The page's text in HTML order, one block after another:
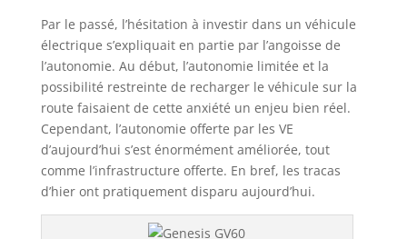
Par le passé, l’hésitation à investir dans un véhicule
électrique s’expliquait en partie par l’angoisse de
l’autonomie. Au début, l’autonomie limitée et la
possibilité restreinte de recharger le véhicule sur la
route faisaient de cette anxiété un enjeu bien réel.
Cependant, l’autonomie offerte par les VE
d’aujourd’hui s’est énormément améliorée, tout
comme l’infrastructure offerte. En bref, les tracas
d’hier ont pratiquement disparu aujourd’hui.